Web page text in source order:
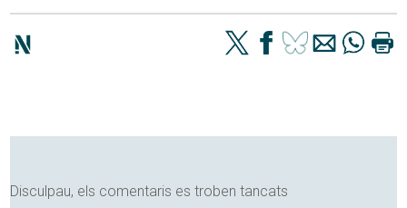
Disculpau, els comentaris es troben tancats